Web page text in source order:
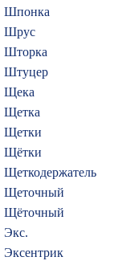
Шпонка
Шрус
Шторка
Штуцер
Щека
Щетка
Щетки
Щётки
Щеткодержатель
Щеточный
Щёточный
Экс.
Эксентрик